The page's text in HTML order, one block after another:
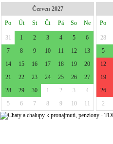
Červen 2027
Po Út St Čt Pá So Ne
31 1 2 3 4 5
6
7
8 9 10 11 12
13
14
15 16 17 18 19
20
21
22 23 24 25 26
27
28
29 30 1 2 3
4
5
6 7 8 9 10 11
Po
28
5
12
19
26
2